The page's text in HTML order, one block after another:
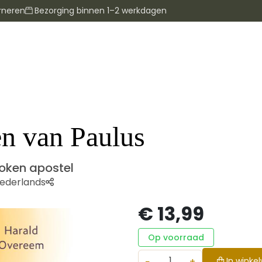
Bezorging binnen 1–2 werkdagen
van Paulus
apostel
€ 13,99
Op voorraad